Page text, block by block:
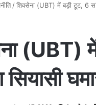
/शिवसेना (UBT) में बड़ी टूट, 6
(UBT)
सियासी